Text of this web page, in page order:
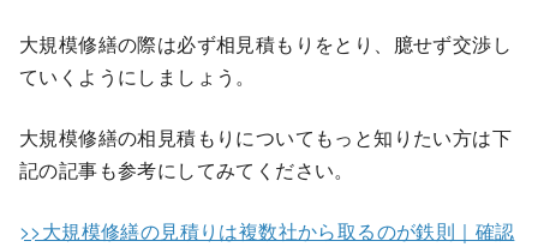
大規模修繕の際は必ず相見積もりをとり、臆せず交渉し
ていくようにしましょう。
大規模修繕の相見積もりについてもっと知りたい方は下
記の記事も参考にしてみてください。
>>大規模修繕の見積りは複数社から取るのが鉄則｜確認